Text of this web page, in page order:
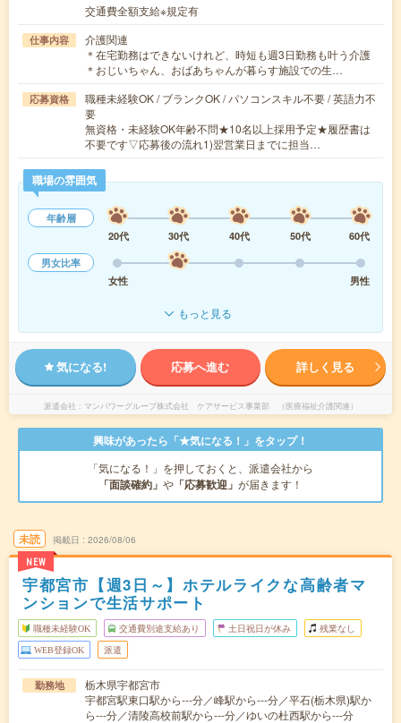
交通費全額支給※規定有
仕事内容
介護関連
＊在宅勤務はできないけれど、時短も週3日勤務も叶う介護
＊おじいちゃん、おばあちゃんが暮らす施設での生…
応募資格
職種未経験OK / ブランクOK / パソコンスキル不要 / 英語力不
要
無資格・未経験OK年齢不問★10名以上採用予定★履歴書は
不要です▽応募後の流れ1)翌営業日までに担当…
職場の雰囲気
年齢層
20代
30代 40代 50代
60代
男女比率
女性
男性
もっと見る
気になる! 応募へ進む 詳しく見る
派遣会社 マンパワーグループ株式会社 ケアサービス事業部 （医療福祉介護関連）
興味があったら「★気になる！」をタップ！
「気になる！」を押しておくと、派遣会社から
「面談確約」 や 「応募歓迎」 が届きます！
未読
NEW
掲載日 2026/08/06
宇都宮市【週3日～】ホテルライクな高齢者マ
ンションで生活サポート
職種未経験OK 交通費別途支給あり 土日祝日が休み 残業なし
WEB登録OK 派遣
勤務地
栃木県宇都宮市
宇都宮駅東口駅から---分／峰駅から---分／平石(栃木県)駅か
ら---分／清陵高校前駅から---分／ゆいの杜西駅から---分